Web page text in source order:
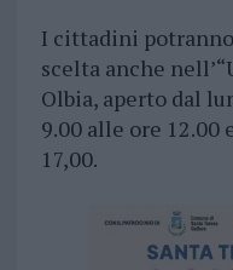
I cittadini
scelta anche
Olbia, aperto dal
9.00 alle ore 12.00
17,00.